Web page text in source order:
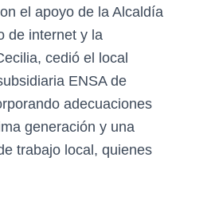
el apoyo de la Alcaldía
de internet y la
cedió el local
ENSA de
adecuaciones
generación y una
trabajo local, quienes